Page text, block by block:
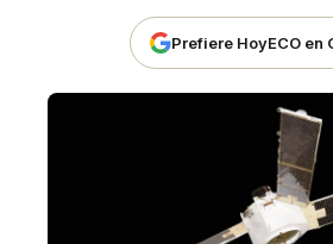
Prefiere HoyECO en